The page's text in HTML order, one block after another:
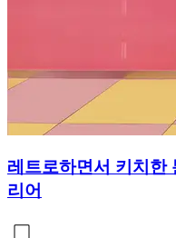
레트로하면서 키치한
리어